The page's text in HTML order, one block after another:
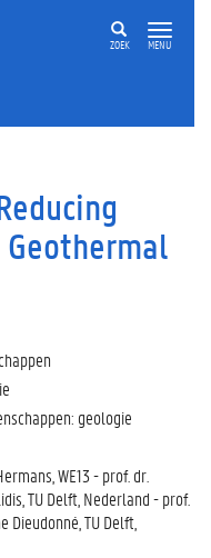
ZOEK MENU
geologie
WE13 - prof. dr.
TU Delft, Nederland - prof.
Dieudonné, TU Delft,